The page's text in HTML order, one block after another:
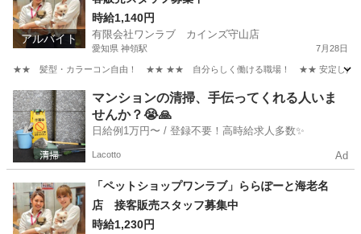
アルバイト
時給1,140円
有限会社ワンラブ カインズ守山店
愛知県 神領駅 7月28日
★★ 髪型・カラーコン自由！ ★★ ★★ 自分らしく働ける職場！ ★★ 安定した会社で
愛知 名古屋市 神領駅 その他 スタッフ
マンションの清掃、手伝ってくれる人いま
せんか？😭🙏
日給例1万円〜 / 登録不要！高時給求人多数✨
Lacotto Ad
「ペットショップワンラブ」ららぽーと海老名
店 接客販売スタッフ募集中
時給1,230円